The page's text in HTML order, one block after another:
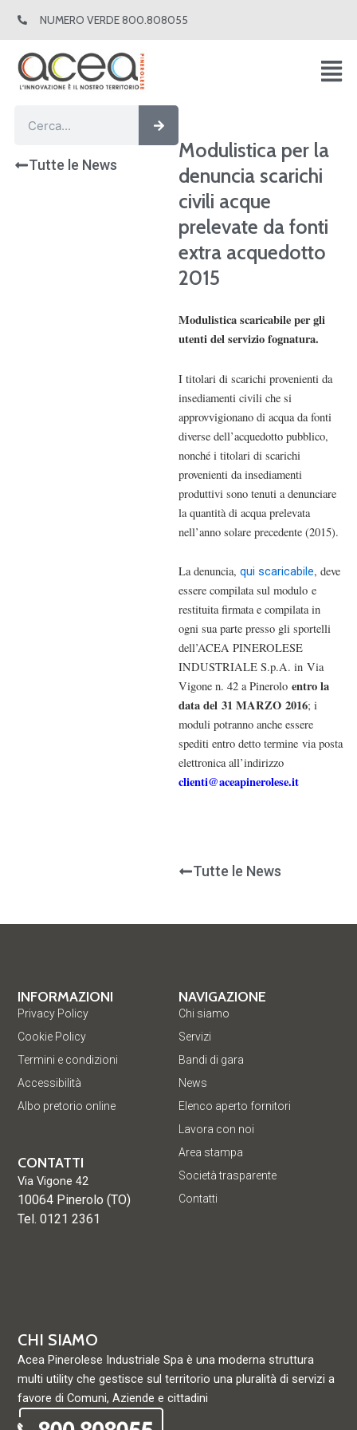
NUMERO VERDE 800.808055
Cerca
Tutte le News
Modulistica per la
denuncia scarichi
civili acque
prelevate da fonti
extra acquedotto
2015
Modulistica scaricabile per gli
utenti del servizio fognatura.
I titolari di scarichi provenienti da
insediamenti civili che si
approvvigionano di acqua da fonti
diverse dell’acquedotto pubblico,
nonché i titolari di scarichi
provenienti da insediamenti
produttivi sono tenuti a denunciare
la quantità di acqua prelevata
nell’anno solare precedente (2015).
La denuncia, qui scaricabile, deve
essere compilata sul modulo e
restituita firmata e compilata in
ogni sua parte presso gli sportelli
dell’ACEA PINEROLESE
INDUSTRIALE S.p.A. in Via
Vigone n. 42 a Pinerolo entro la
data del 31 MARZO 2016; i
moduli potranno anche essere
spediti entro detto termine via posta
elettronica all’indirizzo
clienti@aceapinerolese.it
Tutte le News
CHI SIAMO
Acea Pinerolese Industriale Spa è una moderna struttura
multi utility che gestisce sul territorio una pluralità di servizi a
favore di Comuni, Aziende e cittadini
NAVIGAZIONE
Chi siamo
Servizi
Bandi di gara
News
Elenco aperto fornitori
Lavora con noi
Area stampa
Società trasparente
Contatti
INFORMAZIONI
Privacy Policy
Cookie Policy
Termini e condizioni
Accessibilità
Albo pretorio online
CONTATTI
Via Vigone 42
10064 Pinerolo (TO)
Tel. 0121 2361